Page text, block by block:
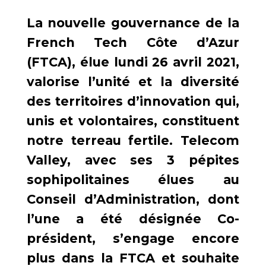
La nouvelle gouvernance de la
French Tech Côte d’Azur
(FTCA), élue lundi 26 avril 2021,
valorise l’unité et la diversité
des territoires d’innovation qui,
unis et volontaires, constituent
notre terreau fertile. Telecom
Valley, avec ses 3 pépites
sophipolitaines élues au
Conseil d’Administration, dont
l’une a été désignée Co-
président, s’engage encore
plus dans la FTCA et souhaite